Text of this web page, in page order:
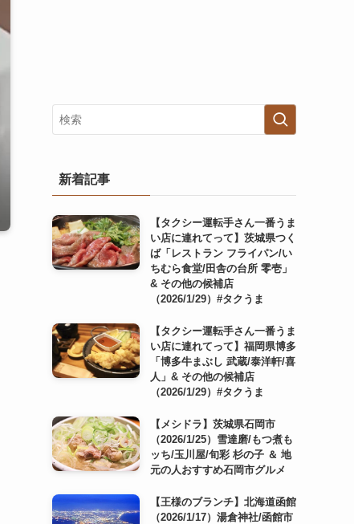
新着記事
【タクシー運転手さん一番うま
い店に連れてって】茨城県つく
ば「レストラン フライパン/い
ちむら食堂/田舎の台所 零壱」
& その他の候補店
（2026/1/29）#タクうま
【タクシー運転手さん一番うま
い店に連れてって】福岡県博多
「博多牛まぶし 武蔵/泰洋軒/喜
人」& その他の候補店
（2026/1/29）#タクうま
【メシドラ】茨城県石岡市
（2026/1/25）雪達磨/もつ煮も
ッち/玉川屋/旬彩 杉の子 ＆ 地
元の人おすすめ石岡市グルメ
【王様のブランチ】北海道函館
（2026/1/17）湯倉神社/函館市